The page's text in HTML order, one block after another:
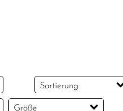
Sortierung
Größe